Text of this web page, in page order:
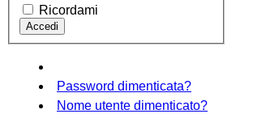
Ricordami
Password dimenticata?
Nome utente dimenticato?